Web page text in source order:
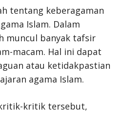
tentang keberagaman
Islam. Dalam
muncul banyak tafsir
macam. Hal ini dapat
atau ketidakpastian
agama Islam.
kritik tersebut,